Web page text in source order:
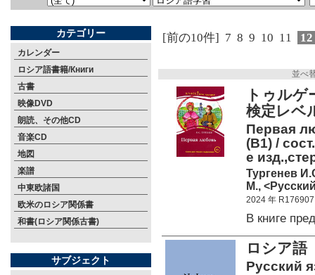
カテゴリー
カレンダー
ロシア語書籍/Книги
古書
映像DVD
朗読、その他CD
音楽CD
地図
楽譜
中東欧諸国
欧米のロシア関係書
和書(ロシア関係古書)
サブジェクト
[前の10件] 7 8 9 10 11 12
並べ
トゥル
検定レベ
Первая
(B1) /
е
Тургенев
М.,
2024 年 R176907
В книге
ロシア
Русский